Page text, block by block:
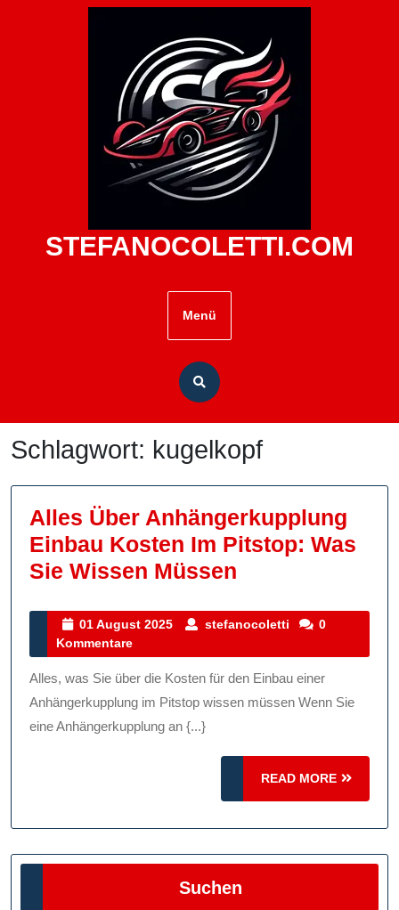
STEFANOCOLETTI.COM
Menü
Schlagwort: kugelkopf
Alles Über Anhängerkupplung
Einbau Kosten Im Pitstop: Was
Sie Wissen Müssen
Kosten
Im
Was
Sie
Müssen
01 August 2025
01
2025
stefanocoletti stefanocoletti
0
Kommentare
Alles, was Sie über die Kosten für den Einbau einer
Anhängerkupplung im Pitstop wissen müssen Wenn Sie
eine Anhängerkupplung an {...}
READ MORE
READ
MORE
Suchen